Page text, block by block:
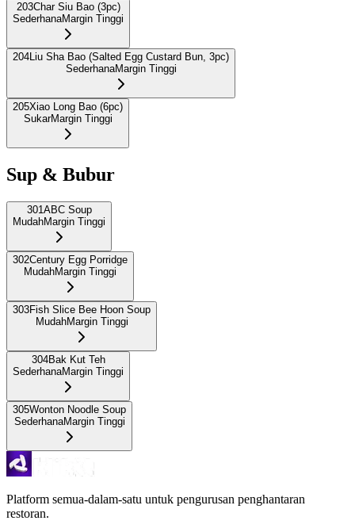
203Char Siu Bao (3pc)
SederhanaMargin Tinggi
204Liu Sha Bao (Salted Egg Custard Bun, 3pc)
SederhanaMargin Tinggi
205Xiao Long Bao (6pc)
SukarMargin Tinggi
Sup & Bubur
301ABC Soup
MudahMargin Tinggi
302Century Egg Porridge
MudahMargin Tinggi
303Fish Slice Bee Hoon Soup
MudahMargin Tinggi
304Bak Kut Teh
SederhanaMargin Tinggi
305Wonton Noodle Soup
SederhanaMargin Tinggi
Platform semua-dalam-satu untuk pengurusan penghantaran
restoran.